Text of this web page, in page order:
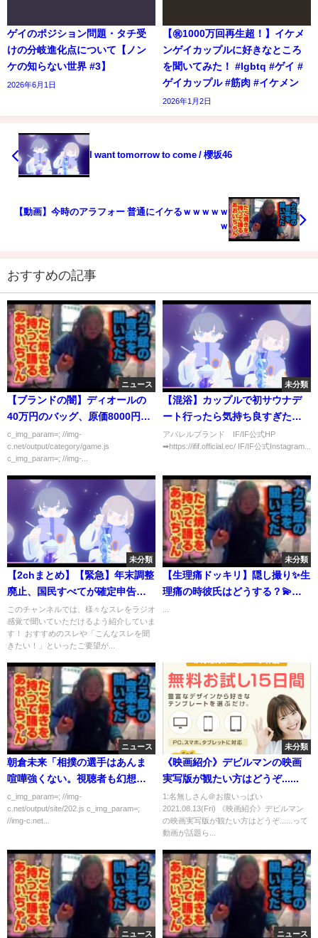
ゲイのポジション問題・タチ受
けの分岐進化点について【ノン
ケの知らない世界 #3】
2026年6月1日
【㊗️1000万回再生超！】イケメ
ンゲイカップルに好きなところ
を聞いてみた！ #lgbtq #ゲイ #
ゲイカップル #筋肉 #イケメン
2026年1月2日
I want tomorrow to come / 櫻坂46
【動画】今時のアラフォー 普通にイケるｗｗｗｗｗ
ｗ
おすすめの記事
ニュース
【ブランドの闇】ディオールの
40万円のバッグ、原価8000円ｗ
ｗｗｗｗｗ
c_img_param=; //img-
c.net/output/category/game.js
c_img_param=; //img-...
未分類
【混浴】カップルで初サウナデ
ート行ったら気持ち良すぎた…
アパレルブランド IF/IF公式HP
➡︎https://ifif.official.ec/ IF/IF公式Instagram...
未分類
【2chまとめ】【緊急】年末調整
廃止、国民すべてが確定申告義
務化へ【ゆっくり実況】
このチャンネルでは、様々なスレをラジオ
感覚で聞いていただけるよう紹介していま
す！ おすすめのスレや「こんなスレを聞
きたい！」といったご要望が...
未分類
【生理痛ドッキリ】隠し撮り✨生
理痛の時彼氏はどうする？💫八
ニュース
朝倉未来「相撲の選手はあんま
喧嘩強くない。視聴者も幻想が
崩れてる」
c_img_param=; //img-
c.net/output/site/202.js c_img_param=;
//img-c.net...
未分類
《映画紹介》デビルマンの映画
実写版が観たい方はどうぞ......
1:名無しさん＠お腹いっぱい
2021.08.13(Fri) 《映画紹介》デビルマン
の映画実写版が観たい方はどうぞ......って
動画が話題ら...
ニュース ニュース